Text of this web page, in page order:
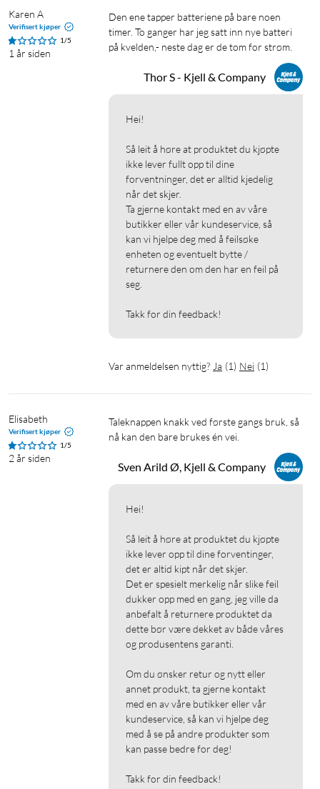
Karen A
Verifisert kjøper
1/5
1 år siden
Den ene tapper batteriene på bare noen
timer. To ganger har jeg satt inn nye batteri
på kvelden,- neste dag er de tom for strøm.
Thor S - Kjell & Company
Hei!
Så leit å høre at produktet du kjøpte
ikke lever fullt opp til dine
forventninger, det er alltid kjedelig
når det skjer.
Ta gjerne kontakt med en av våre
butikker eller vår kundeservice, så
kan vi hjelpe deg med å feilsøke
enheten og eventuelt bytte /
returnere den om den har en feil på
seg.
Takk for din feedback!
Var anmeldelsen nyttig? Ja (1) Nei (1)
Elisabeth
Verifisert kjøper
1/5
2 år siden
Taleknappen knakk ved første gangs bruk, så
nå kan den bare brukes én vei.
Sven Arild Ø, Kjell & Company
Hei!
Så leit å høre at produktet du kjøpte
ikke lever opp til dine forventinger,
det er altid kipt når det skjer.
Det er spesielt merkelig når slike feil
dukker opp med en gang, jeg ville da
anbefalt å returnere produktet da
dette bør være dekket av både våres
og produsentens garanti.
Om du ønsker retur og nytt eller
annet produkt, ta gjerne kontakt
med en av våre butikker eller vår
kundeservice, så kan vi hjelpe deg
med å se på andre produkter som
kan passe bedre for deg!
Takk for din feedback!